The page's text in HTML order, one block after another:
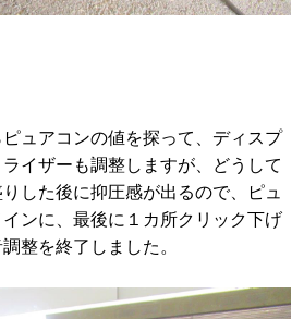
ュアコンの値を探って、ディスプ
イザーも調整しますが、どうして
した後に抑圧感が出るので、ピュ
ンに、最後に１カ所クリック下げ
整を終了しました。